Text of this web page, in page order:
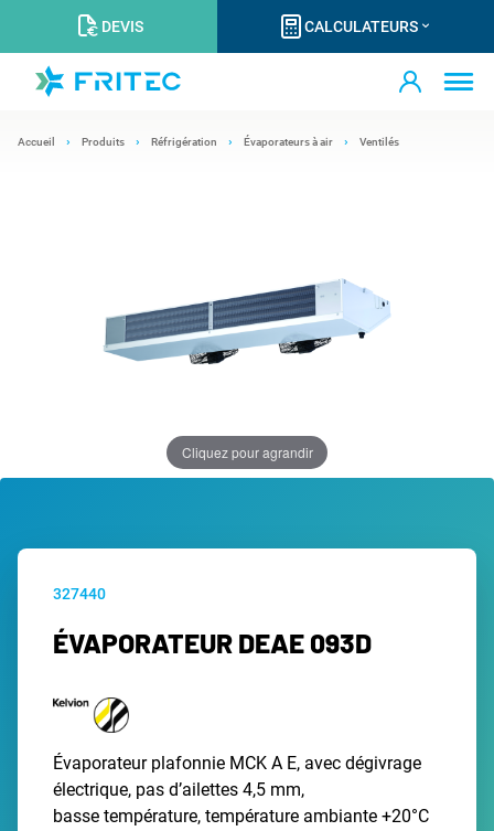
DEVIS CALCULATEURS
Accueil Produits Réfrigération Évaporateurs à air Ventilés
Cliquez pour agrandir
327440
ÉVAPORATEUR DEAE 093D
Évaporateur plafonnie MCK A E, avec dégivrage
électrique, pas d’ailettes 4,5 mm,
basse température, température ambiante +20°C